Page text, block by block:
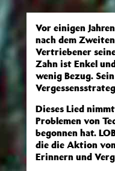
Vor einigen
nach dem
Vertriebener
Zahn ist Enkel
wenig Bezug.
Dieses Lied
Problemen von
begonnen hat.
die die Aktion
Erinnern und